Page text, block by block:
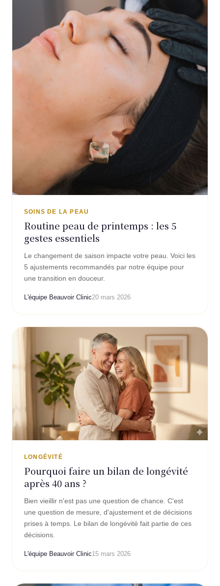
SOINS DE LA PEAU
Routine peau de printemps : les 5
gestes essentiels
Le changement de saison impacte votre peau. Voici les
5 ajustements recommandés par notre équipe pour
une transition en douceur.
L'équipe Beauvoir Clinic20 mars 2026
LONGÉVITÉ
Pourquoi faire un bilan de longévité
après 40 ans ?
Bien vieillir n'est pas une question de chance. C'est
une question de mesure, d'ajustement et de décisions
prises à temps. Le bilan de longévité fait partie de ces
décisions.
L'équipe Beauvoir Clinic15 mars 2026